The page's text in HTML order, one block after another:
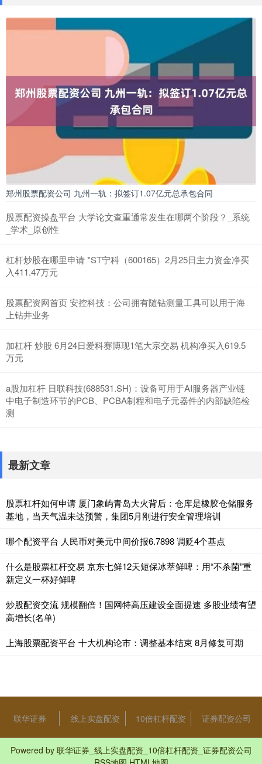
郑州股票配资公司 九州一轨：拟签订1.07亿元总承包合同
股票配资操盘平台 大学论文查重通常发生在哪两个阶段？_系统
_学术_原创性
杠杆炒股在哪里申请 *ST宁科（600165）2月25日主力资金净买
入411.47万元
股票配资网首页 安控科技：公司拥有随钻测量工具可以用于海
上钻井业务
加杠杆 炒股 6月24日爱科赛博现1笔大宗交易 机构净买入619.5
万元
a股加杠杆 日联科技(688531.SH)：设备可用于AI服务器产业链
中电子制造环节的PCB、PCBA制程和电子元器件的内部缺陷检
测
最新文章
股票杠杆如何申请 厦门象屿青岛大火背后：仓库是橡胶仓储服务
基地，当天气温未达预警，集团5月刚进行安全管理培训
哪个配资平台 人民币对美元中间价报6.7898 调贬4个基点
什么是股票杠杆交易 京东七鲜12天短保冰萃鲜啤：用“不杀菌”重
新定义一杯好鲜啤
炒股配资交流 规模翻倍！国网特高压建设全面提速 多股业绩有望
高增长(名单)
上海股票配资平台 十大机构论市：调整基本结束 8月修复可期
联华证券 线上实盘配资 10倍杠杆配资 证券配资公司
Powered by 联华证券_线上实盘配资_10倍杠杆配资_证券配资公司